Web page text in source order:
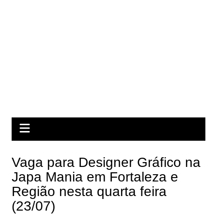
Vaga para Designer Gráfico na
Japa Mania em Fortaleza e
Região nesta quarta feira
(23/07)